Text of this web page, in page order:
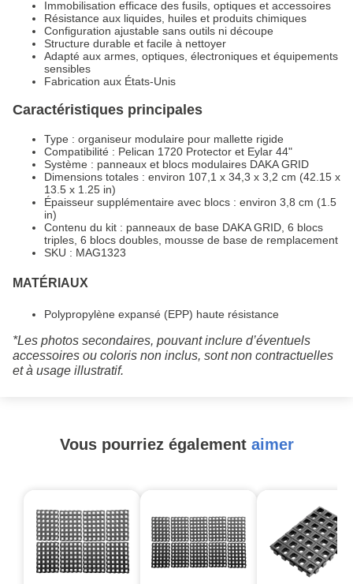
Immobilisation efficace des fusils, optiques et accessoires
Résistance aux liquides, huiles et produits chimiques
Configuration ajustable sans outils ni découpe
Structure durable et facile à nettoyer
Adapté aux armes, optiques, électroniques et équipements
sensibles
Fabrication aux États-Unis
Caractéristiques principales
Type : organiseur modulaire pour mallette rigide
Compatibilité : Pelican 1720 Protector et Eylar 44"
Système : panneaux et blocs modulaires DAKA GRID
Dimensions totales : environ 107,1 x 34,3 x 3,2 cm (42.15 x
13.5 x 1.25 in)
Épaisseur supplémentaire avec blocs : environ 3,8 cm (1.5
in)
Contenu du kit : panneaux de base DAKA GRID, 6 blocs
triples, 6 blocs doubles, mousse de base de remplacement
SKU : MAG1323
MATÉRIAUX
Polypropylène expansé (EPP) haute résistance
*Les photos secondaires, pouvant inclure d’éventuels
accessoires ou coloris non inclus, sont non contractuelles
et à usage illustratif.
Vous pourriez également aimer